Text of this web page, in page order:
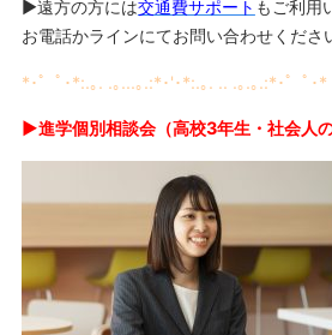
▶遠方の方には交通費サポート もご利用
お電話かラインにてお問い合わせくださ
*･゜ﾟ･*:.｡. .｡...｡.:*･'･*:.｡. .. .｡.｡.:*･゜ﾟ･*
▶︎進学個別相談会（高校3年生・社会人の